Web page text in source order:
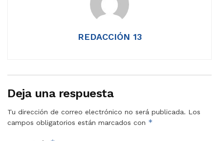
REDACCIÓN 13
Deja una respuesta
Tu dirección de correo electrónico no será publicada. Los
campos obligatorios están marcados con *